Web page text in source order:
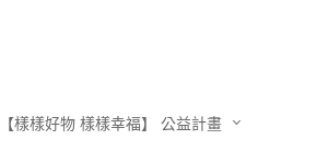
【樣樣好物 樣樣幸福】 公益計畫